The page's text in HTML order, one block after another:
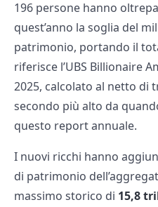
196 persone hanno
quest’anno la soglia del
patrimonio, portando il
riferisce l’UBS Billionaire
2025, calcolato al netto di
secondo più alto da
questo report annuale.
I nuovi ricchi hanno
di patrimonio
massimo storico di 15,8